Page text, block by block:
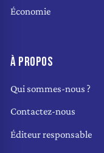
Économie
À PROPOS
Qui sommes-nous ?
Contactez-nous
Éditeur responsable